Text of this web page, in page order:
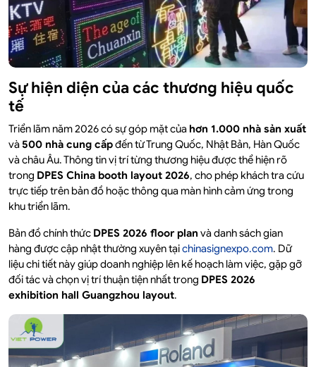
Sự hiện diện của các thương hiệu quốc
tế
Triển lãm năm 2026 có sự góp mặt của hơn 1.000 nhà sản xuất
và500 nhà cung cấpđến từ Trung Quốc, Nhật Bản, Hàn Quốc
và châu Âu. Thông tin vị trí từng thương hiệu được thể hiện rõ
trong DPES China booth layout 2026, cho phép khách tra cứu
trực tiếp trên bản đồ hoặc thông qua màn hình cảm ứng trong
khu triển lãm.
Bản đồ chính thức DPES 2026 floor plan và danh sách gian
hàng được cập nhật thường xuyên tạichinasignexpo.com. Dữ
liệu chi tiết này giúp doanh nghiệp lên kế hoạch làm việc, gặp gỡ
đối tác và chọn vị trí thuận tiện nhất trong DPES 2026
exhibition hall Guangzhou layout.